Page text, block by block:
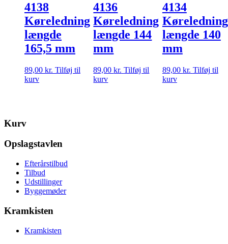
4138
Køreledning
længde
165,5 mm
89,00 kr. Tilføj til
kurv
4136
Køreledning
længde 144
mm
89,00kr. Tilføj til
kurv
4134
Køreledning
længde 140
mm
89,00 kr. Tilføj til
kurv
Kurv
Opslagstavlen
Efterårstilbud
Tilbud
Udstillinger
Byggemøder
Kramkisten
Kramkisten